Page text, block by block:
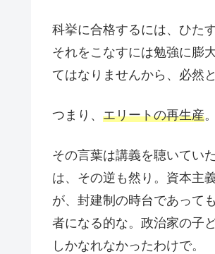
科挙に合格するには、ひた
それをこなすには勉強に膨
てはなりませんから、必然
つまり、 エリートの再生産。
その言葉は講義を聴いてい
は、その逆も然り。資本主
が、封建制の時台であって
者になる的な。政治家の子
しかなれなかったわけで。